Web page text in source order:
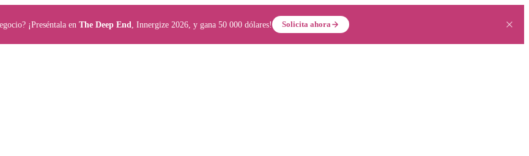
¡Preséntala en The Deep End , Innergize 2026, y gana 50 000 dólares! Solicita ahora